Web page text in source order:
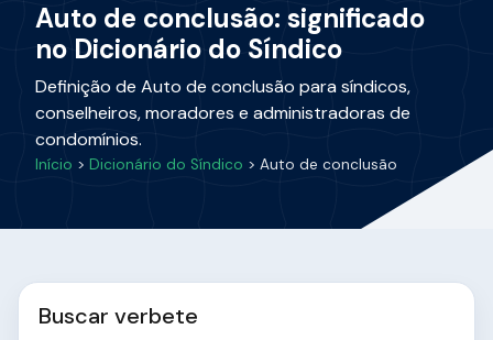
Auto de conclusão: significado
no Dicionário do Síndico
Definição de Auto de conclusão para síndicos,
conselheiros, moradores e administradoras de
condomínios.
Início > Dicionário do Síndico > Auto de conclusão
Buscar verbete